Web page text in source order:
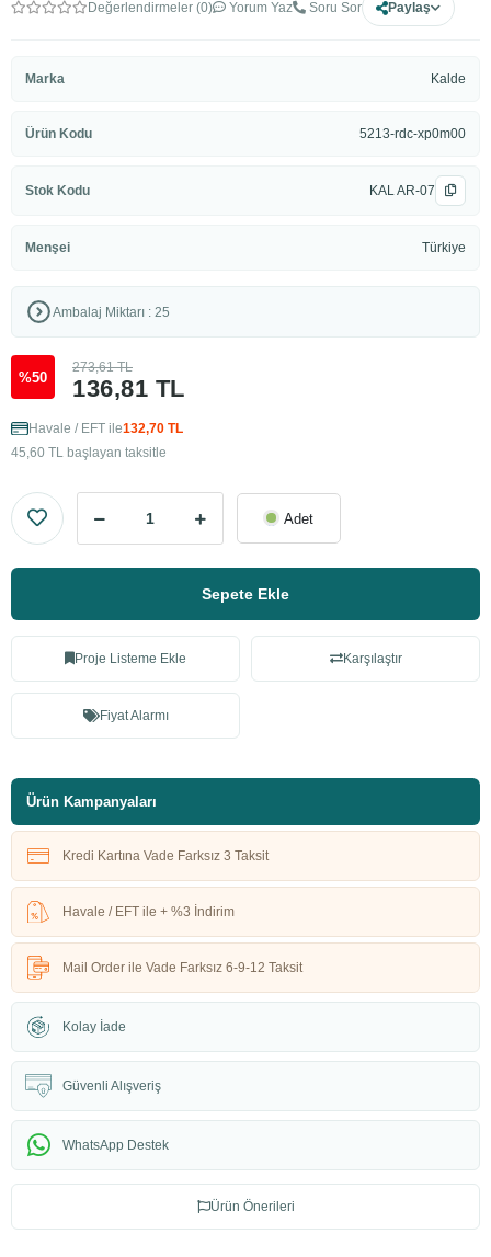
Değerlendirmeler (0) Yorum Yaz Soru Sor Paylaş
Marka Kalde
Ürün Kodu 5213-rdc-xp0m00
Stok Kodu KAL AR-07
Menşei Türkiye
Ambalaj Miktarı : 25
%50 136,81 TL
273,61 TL
Havale / EFT ile132,70 TL
45,60 TL başlayan taksitle
Adet
Sepete Ekle
Proje Listeme Ekle Karşılaştır
Fiyat Alarmı
Ürün Kampanyaları
Kredi Kartına Vade Farksız 3 Taksit
Havale / EFT ile + %3 İndirim
Mail Order ile Vade Farksız 6-9-12 Taksit
Kolay İade
Güvenli Alışveriş
WhatsApp Destek
Ürün Önerileri